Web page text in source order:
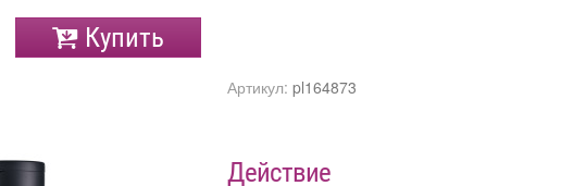
Купить
Артикул:pl164873
Действие